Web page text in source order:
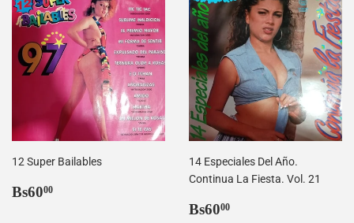
12 Super Bailables
Precio
Bs6000
14 Especiales Del Año.
Continua La Fiesta. Vol. 21
Precio
Bs6000